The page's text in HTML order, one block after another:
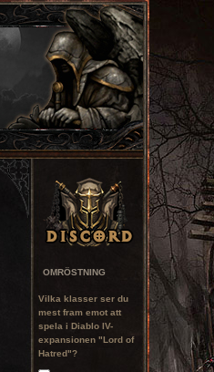
OMRÖSTNING
Vilka klasser ser du
mest fram emot att
spela i Diablo IV-
expansionen "Lord of
Hatred"?